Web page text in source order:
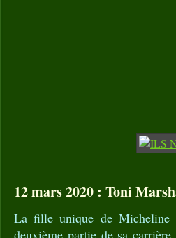
12 mars 2020 : Toni
La fille unique de Micheline
deuxième partie de sa